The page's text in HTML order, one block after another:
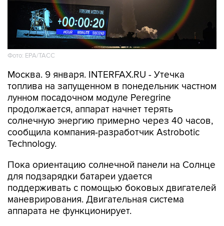
Фото: EPA/ТАСС
Москва. 9 января. INTERFAX.RU - Утечка
топлива на запущенном в понедельник частном
лунном посадочном модуле Peregrine
продолжается, аппарат начнет терять
солнечную энергию примерно через 40 часов,
сообщила компания-разработчик Astrobotic
Technology.
Пока ориентацию солнечной панели на Солнце
для подзарядки батареи удается
поддерживать с помощью боковых двигателей
маневрирования. Двигательная система
аппарата не функционирует.